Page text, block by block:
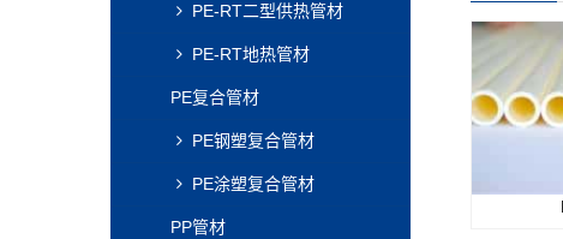
PE-RT二型供热管材
PE-RT地热管材
PE复合管材
PE钢塑复合管材
PE涂塑复合管材
PP管材